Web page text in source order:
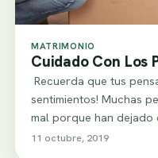
MATRIMONIO
Cuidado Con Los
Recuerda que tus
sentimientos! Muchas
mal porque han dejado
negativos…
11 octubre, 2019